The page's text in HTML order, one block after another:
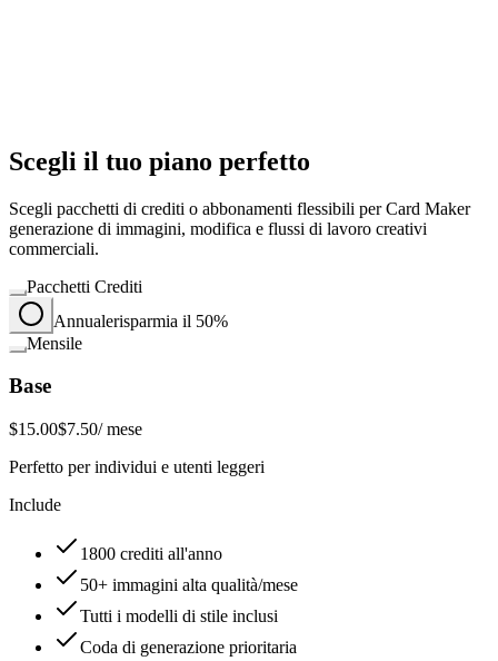
Scegli il tuo piano perfetto
Scegli pacchetti di crediti o abbonamenti flessibili per Card Maker
generazione di immagini, modifica e flussi di lavoro creativi
commerciali.
Pacchetti Crediti
Annualerisparmia il 50%
Mensile
Base
$15.00$7.50/ mese
Perfetto per individui e utenti leggeri
Include
1800 crediti all'anno
50+ immagini alta qualità/mese
Tutti i modelli di stile inclusi
Coda di generazione prioritaria